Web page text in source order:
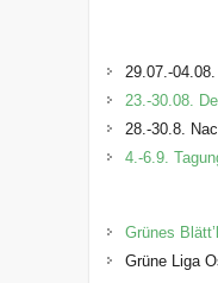
29.07.-
23.-30.08.
28.-30.8.
4.-6.9.
Grünes
Grüne Liga